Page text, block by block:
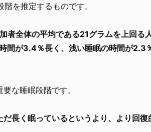
を推定するものです。
者全体の平均である21グラムを上回る
間が3.4％長く、浅い睡眠の時間が2.3
な睡眠段階です。
長く眠っているというより、より回